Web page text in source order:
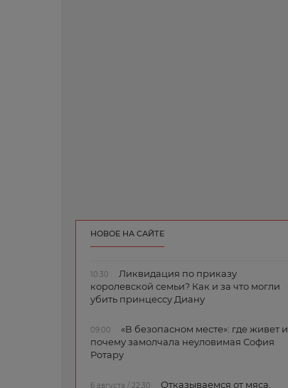
НОВОЕ НА САЙТЕ
10:30
Ликвидация по приказу
королевской семьи? Как и за что могли
убить принцессу Диану
09:00
«В безопасном месте»: где живет и
почему замолчала неуловимая София
Ротару
6 августа / 22:30 Отказываемся от мяса,